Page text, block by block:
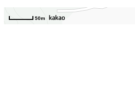
50m